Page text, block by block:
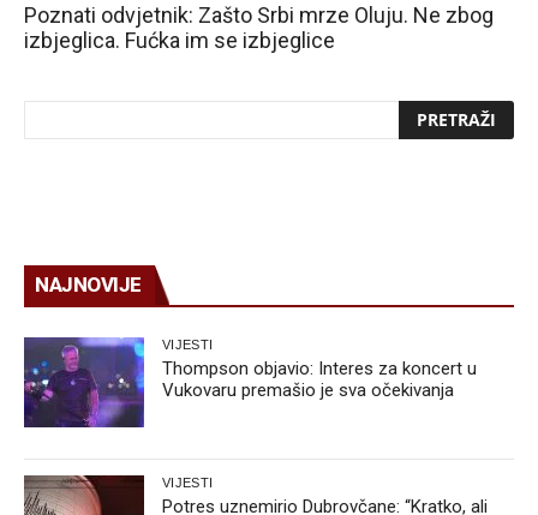
Poznati odvjetnik: Zašto Srbi mrze Oluju. Ne zbog
izbjeglica. Fućka im se izbjeglice
NAJNOVIJE
VIJESTI
Thompson objavio: Interes za koncert u
Vukovaru premašio je sva očekivanja
VIJESTI
Potres uznemirio Dubrovčane: “Kratko, ali